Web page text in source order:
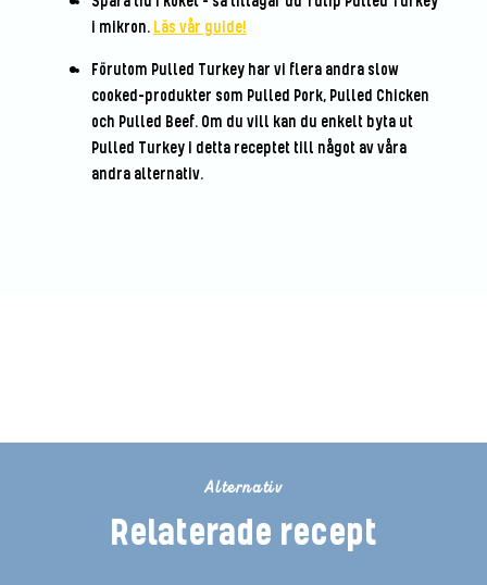
i mikron. Läs vår guide!
Förutom Pulled Turkey har vi flera andra slow
cooked-produkter som Pulled Pork, Pulled Chicken
och Pulled Beef. Om du vill kan du enkelt byta ut
Pulled Turkey i detta receptet till något av våra
andra alternativ.
Alternativ
Relaterade recept